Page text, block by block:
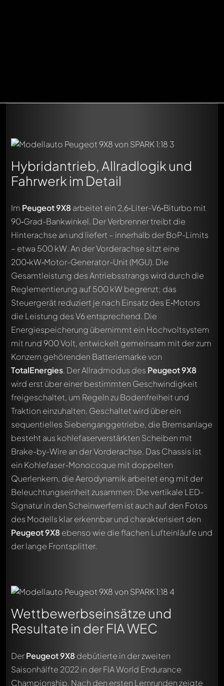
Hybridantrieb, Allradlogik und
Fahrwerk im Detail
Im Peugeot 9X8arbeitet ein 2,6‑Liter-V6‑Biturbo mit
90‑Grad-Bankwinkel. Der Verbrenner treibt die
Hinterachse an und liefert – innerhalb der BoP-Limits
– etwa 500 kW. An der Vorderachse sitzt eine
200‑kW‑Motor-Generator-Unit (MGU). Die
Gesamtleistung des Antriebsstrangs wird durch die
Reglementierung auf 500 kW begrenzt; das
Steuergerät reduziert je nach Einsatz des E‑Motors
die Leistung des V6 entsprechend. Die
Energiespeicherung übernimmt ein Hochvoltsystem
mit rund 900 Volt, entwickelt gemeinsam mit der zum
Konzern gehörenden Batteriemarke von
TotalEnergies. Der Allradmodus des Peugeot 9X8
wird erst über einer bestimmten Geschwindigkeit
freigeschaltet, um Regeln zu Bodenfreiheit und
Traktion einzuhalten. Geschaltet wird über ein
sequentielles Siebenganggetriebe, die Bremsanlage
besteht aus kohlefaserverstärkten Scheiben mit
Brake-by-Wire an der Vorderachse. Das Chassis ist
ein Kohlefaser-Monocoque mit doppelten
Querlenkern, die Aerodynamik arbeitet eng mit der
Beleuchtungseinheit zusammen: Die vertikale LED-
Signatur in den Scheinwerfern ist auch auf den Fotos
des Modells klar erkennbar und charakterisiert den
Peugeot 9X8ebenso wie die flachen Lufteinläufe und
der lange Frontsplitter.
Wettbewerbseinsätze und
Resultate in der FIA WEC
DerPeugeot 9X8debütierte in der zweiten
Saisonhälfte 2022 in der FIA World Endurance
Championship. Nach den ersten Lernrunden zeigte